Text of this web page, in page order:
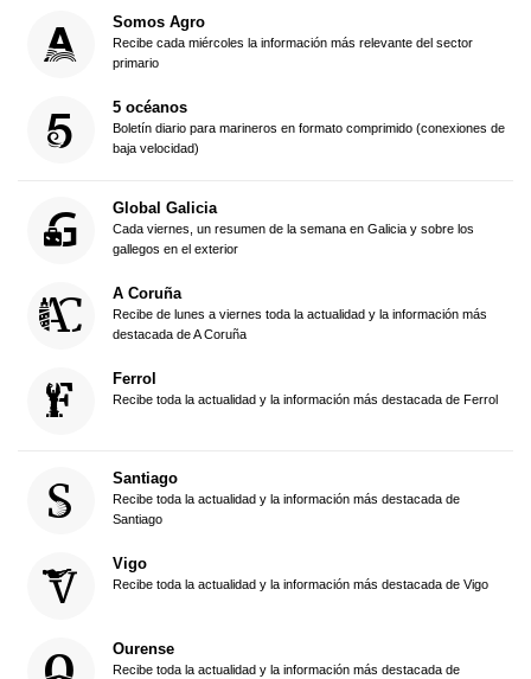
Somos Agro
Recibe cada miércoles la información más relevante del sector
primario
5 océanos
Boletín diario para marineros en formato comprimido (conexiones de
baja velocidad)
Global Galicia
Cada viernes, un resumen de la semana en Galicia y sobre los
gallegos en el exterior
A Coruña
Recibe de lunes a viernes toda la actualidad y la información más
destacada de A Coruña
Ferrol
Recibe toda la actualidad y la información más destacada de Ferrol
Santiago
Recibe toda la actualidad y la información más destacada de
Santiago
Vigo
Recibe toda la actualidad y la información más destacada de Vigo
Ourense
Recibe toda la actualidad y la información más destacada de